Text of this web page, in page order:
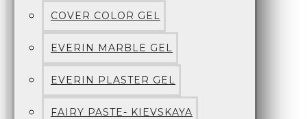
COVER COLOR GEL
EVERIN MARBLE GEL
EVERIN PLASTER GEL
FAIRY PASTE- KIEVSKAYA